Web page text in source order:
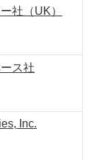
社（UK）
ス社
Inc.